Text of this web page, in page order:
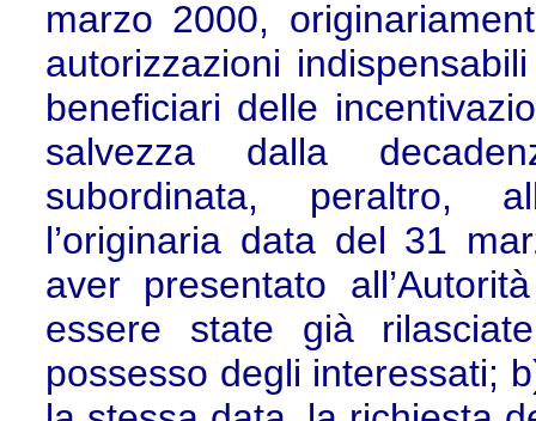
marzo 2000,
autorizzazioni
beneficiari delle
salvezza dalla
subordinata, peraltro,
l’originaria data del 31
aver presentato
essere state già
possesso degli interessati;